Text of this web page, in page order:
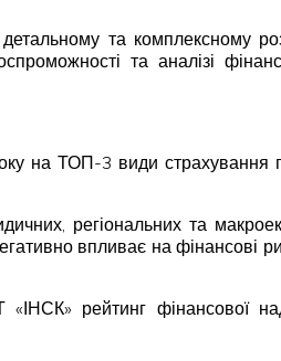
та комплексному
та аналізі
на ТОП-3 види страхування
регіональних та
впливає на фінансові
рейтинг фінансової